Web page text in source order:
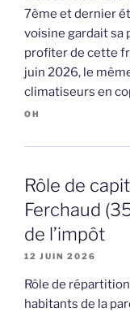
7ème et dernier
voisine gardait sa
profiter de cette
juin 2026, le
climatiseurs en
OH
Rôle de
Ferchaud
de l’impôt
12 JUIN 2026
Rôle de
habitants de la